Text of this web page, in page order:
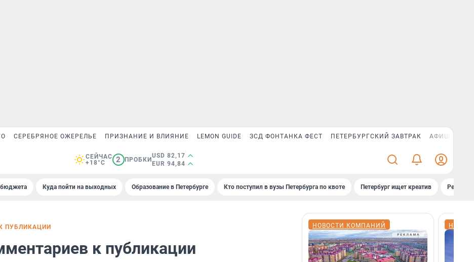
СЕРЕБРЯНОЕ ОЖЕРЕЛЬЕ ПРИЗНАНИЕ И ВЛИЯНИЕ LEMON GUIDE ЗСД ФОНТАНКА ФЕСТ ПЕТЕРБУРГСКИЙ ЗАВТРАК АФИША PLUS
СЕЙЧАС
+18°C
2 ПРОБКИ
USD 82,17
EUR 94,84
Куда пойти на выходных Образование в Петербурге Кто поступил в вузы Петербурга по квоте Петербург ищет креатив
ПУБЛИКАЦИИ
к публикации
НОВОСТИ КОМПАНИЙ